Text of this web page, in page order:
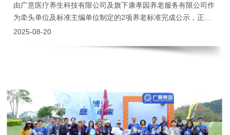
由广意医疗养生科技有限公司及旗下康孝园养老服务有限公司作
为牵头单位及标准主编单位制定的2项养老标准完成公示，正式
纳入湾区标准清单。
2025-08-20